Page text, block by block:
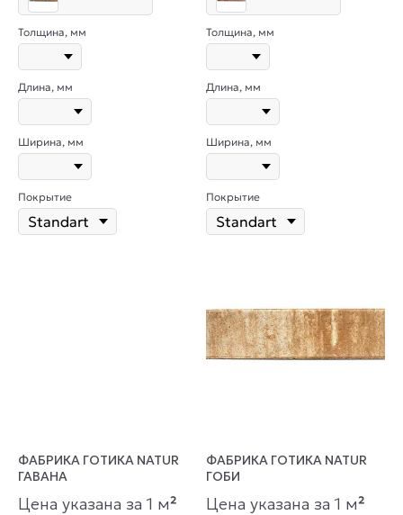
Толщина, мм
Длина, мм
Ширина, мм
Покрытие
Толщина, мм
Длина, мм
Ширина, мм
Покрытие
ФАБРИКА ГОТИКА NATUR
ГАВАНА
Цена указана за 1 м²
ФАБРИКА ГОТИКА NATUR
ГОБИ
Цена указана за 1 м²